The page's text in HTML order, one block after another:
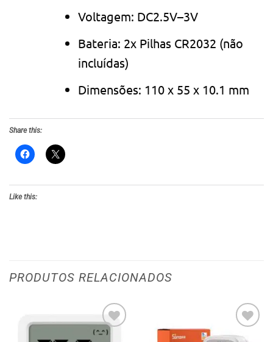
Voltagem: DC2.5V–3V
Bateria: 2x Pilhas CR2032 (não
incluídas)
Dimensões: 110 x 55 x 10.1 mm
Share this:
Like this:
PRODUTOS RELACIONADOS
Adicionar Adicionar